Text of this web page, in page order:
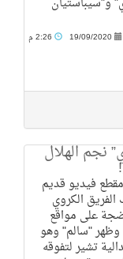
19/09/2020
نجم الهلال
مقطع فيديو قديم
الكروي
ضجة على مواقع
وظهر "سالم" وهو
تشير لتفوقه